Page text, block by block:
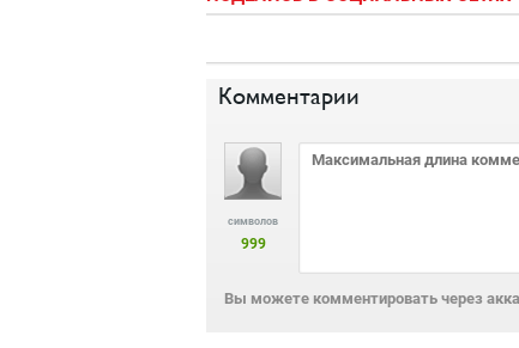
Комментарии
символов
999
Вы можете комментировать через